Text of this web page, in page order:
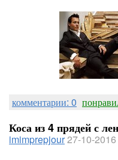
комментарии: 0
Коса из 4 прядей с
imimprepjour27-10-